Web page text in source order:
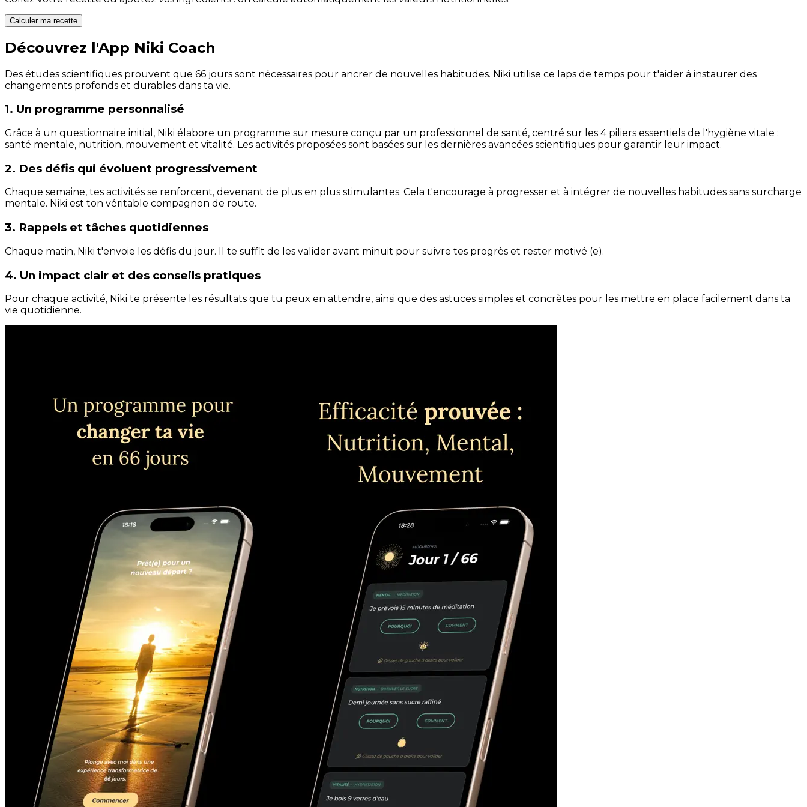
Calculer ma recette
Découvrez l'App Niki Coach
Des études scientifiques prouvent que 66 jours sont nécessaires pour ancrer de nouvelles habitudes. Niki utilise ce laps de temps pour t'aider à instaurer des
changements profonds et durables dans ta vie.
1. Un programme personnalisé
Grâce à un questionnaire initial, Niki élabore un programme sur mesure conçu par un professionnel de santé, centré sur les 4 piliers essentiels de l'hygiène vitale :
santé mentale, nutrition, mouvement et vitalité. Les activités proposées sont basées sur les dernières avancées scientifiques pour garantir leur impact.
2. Des défis qui évoluent progressivement
Chaque semaine, tes activités se renforcent, devenant de plus en plus stimulantes. Cela t'encourage à progresser et à intégrer de nouvelles habitudes sans surcharge
mentale. Niki est ton véritable compagnon de route.
3. Rappels et tâches quotidiennes
Chaque matin, Niki t'envoie les défis du jour. Il te suffit de les valider avant minuit pour suivre tes progrès et rester motivé (e).
4. Un impact clair et des conseils pratiques
Pour chaque activité, Niki te présente les résultats que tu peux en attendre, ainsi que des astuces simples et concrètes pour les mettre en place facilement dans ta
vie quotidienne.